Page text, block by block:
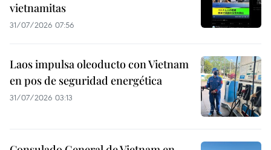
vietnamitas
31/07/2026 07:56
Laos impulsa oleoducto con Vietnam
en pos de seguridad energética
31/07/2026 03:13